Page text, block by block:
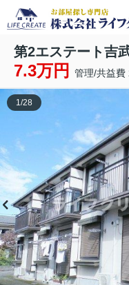
第2エステート吉
7.3万円 管理/共益費
1/28